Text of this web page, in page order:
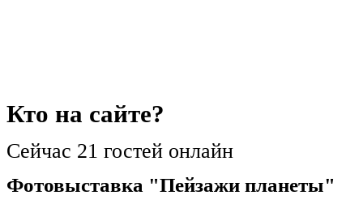
Кто на сайте?
Сейчас 21 гостей онлайн
Фотовыставка "Пейзажи планеты"